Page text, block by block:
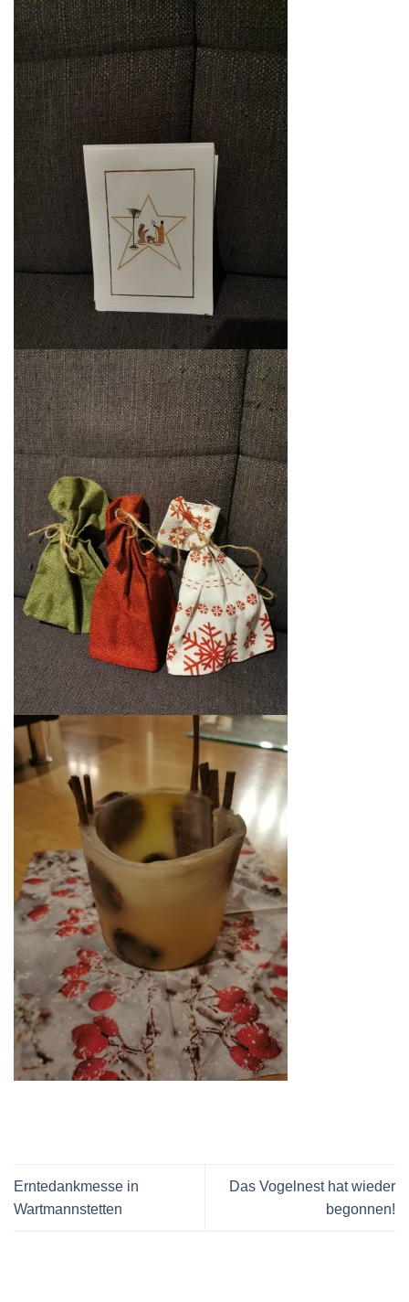
Erntedankmesse in
Wartmannstetten
Das Vogelnest hat wieder
begonnen!